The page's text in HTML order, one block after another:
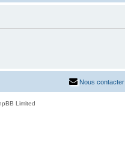
Nous contacter
Limited